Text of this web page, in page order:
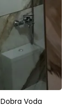
Dobra Voda